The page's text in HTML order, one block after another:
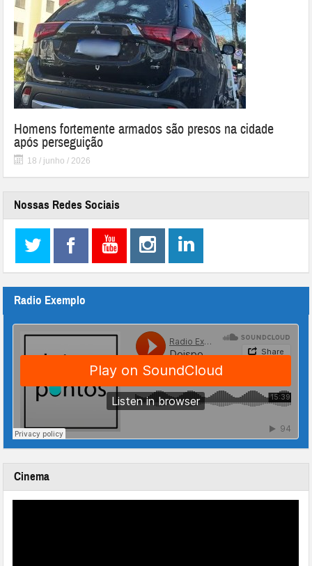
Homens fortemente armados são presos na cidade
após perseguição
18 / junho / 2026
Nossas Redes Sociais
Radio Exemplo
Cinema